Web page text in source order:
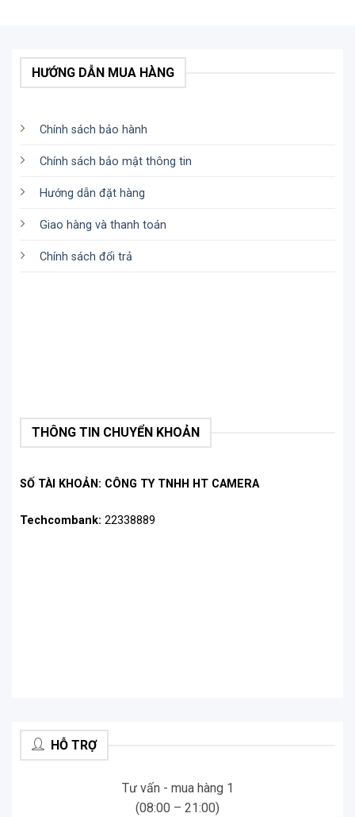
HƯỚNG DẪN MUA HÀNG
Chính sách bảo hành
Chính sách bảo mật thông tin
Hướng dẫn đặt hàng
Giao hàng và thanh toán
Chính sách đổi trả
THÔNG TIN CHUYỂN KHOẢN
SỐ TÀI KHOẢN: CÔNG TY TNHH HT CAMERA
Techcombank: 22338889
HỖ TRỢ
Tư vấn - mua hàng 1
(08:00 – 21:00)